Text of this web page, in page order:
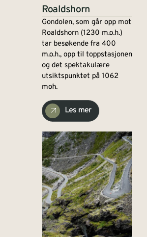
Roaldshorn
Gondolen, som går opp mot
Roaldshorn (1230 m.o.h.)
tar besøkende fra 400
m.o.h., opp til toppstasjonen
og det spektakulære
utsiktspunktet på 1062
moh.
Les mer